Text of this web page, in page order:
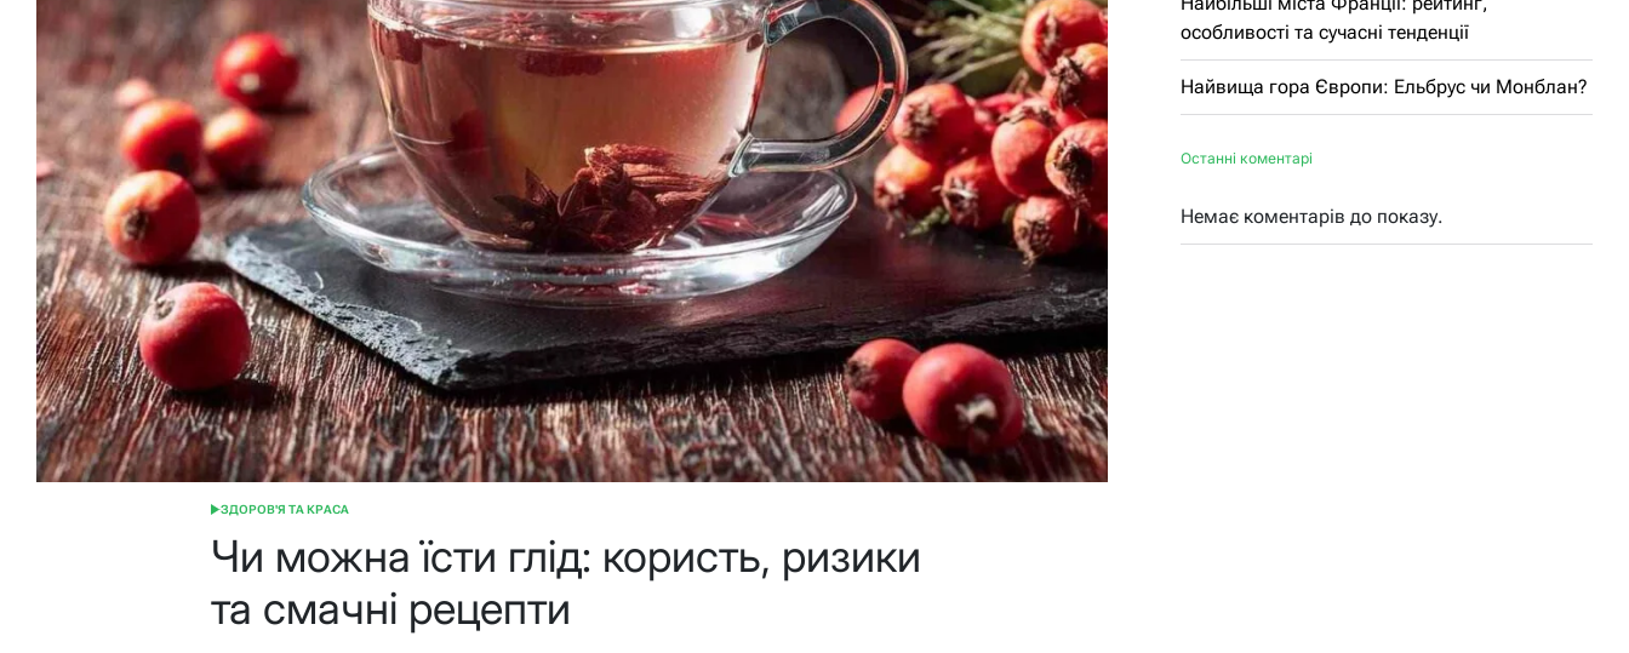
ОПУБЛІКУВАТИ
ЗДОРОВ'Я ТА КРАСА
Чи можна їсти глід: користь, ризики
та смачні рецепти
особливості та сучасні тенденції
Найвища гора Європи: Ельбрус чи Монблан?
Останні коментарі
Немає коментарів до показу.